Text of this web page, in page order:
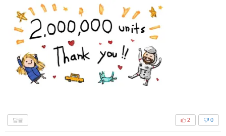
답글 0
2